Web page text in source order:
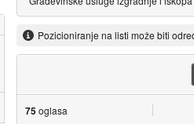
Pozicioniranje na listi može biti
75oglasa